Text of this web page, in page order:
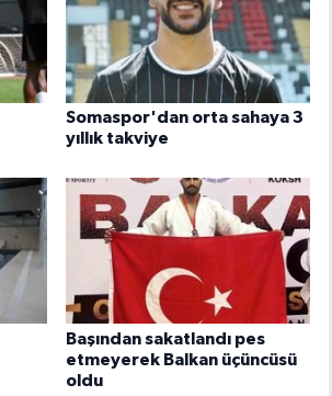
Somaspor'dan orta sahaya 3
yıllık takviye
Başından sakatlandı pes
etmeyerek Balkan üçüncüsü
oldu